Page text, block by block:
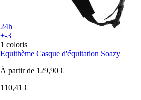
24h
+-3
1 coloris
Equithème Casque d'équitation Soazy
À partir de 129,90 €
110,41 €